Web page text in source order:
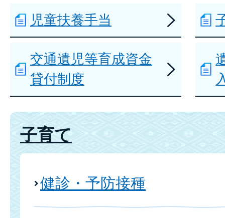
児童扶養手当
交通遺児等育成資金
貸付制度
子育て
健診・予防接種